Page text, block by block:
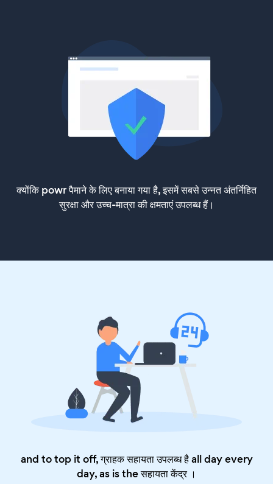
क्योंकि powr पैमाने के लिए बनाया गया है, इसमें सबसे उन्नत अंतर्निहित
सुरक्षा और उच्च-मात्रा की क्षमताएं उपलब्ध हैं।
and to top it off, ग्राहक सहायता उपलब्ध है all day every
day, as is theसहायता केंद्र।